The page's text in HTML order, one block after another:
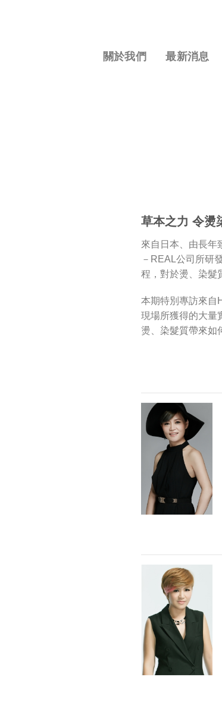
關於我們 最新消息
草本之力 令燙
來自日本、由長年
－REAL公司所研
程，對於燙、染髮
本期特別專訪來自
現場所獲得的大量
燙、染髮質帶來如